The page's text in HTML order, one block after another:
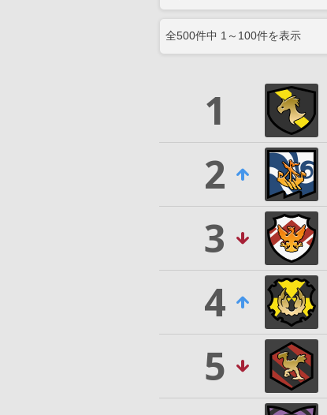
全500件中 1 ～ 100件を表示
1
2
3
4
5